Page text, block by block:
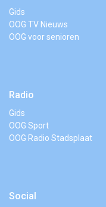
Gids
OOG TV Nieuws
OOG voor senioren
Radio
Gids
OOG Sport
OOG Radio Stadsplaat
Social